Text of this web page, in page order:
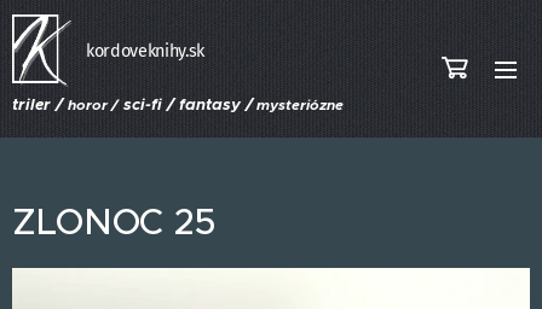
kordoveknihy.sk
triler /horor /sci-fi / fantasy /mysteriózne
ZLONOC 25